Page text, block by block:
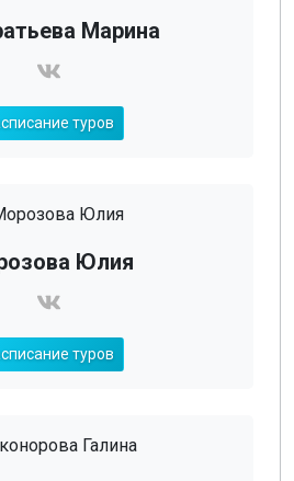
Марина
туров
Юлия
туров